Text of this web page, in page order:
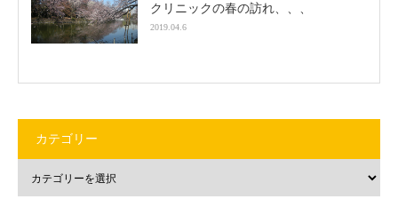
クリニックの春の訪れ、、、
2019.04.6
カテゴリー